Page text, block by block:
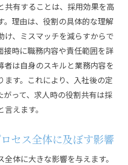
共有することは、採用効果を高
。理由は、役割の具体的な理解
け、ミスマッチを減らすからで
接時に職務内容や責任範囲を詳
者は自身のスキルと業務内容を
ます。これにより、入社後の定
がって、求人時の役割共有は採
えます。
セス全体に及ぼす影響
体に大きな影響を与えます。